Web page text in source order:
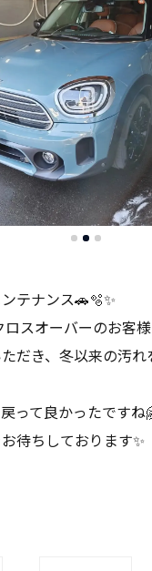
テナンス🚗🫧✨
ロスオーバーのお客
だき、冬以来の汚
って良かったですね
待ちしております✨️